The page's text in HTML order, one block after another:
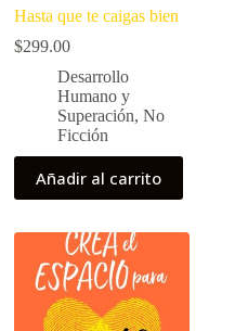
Hasta que te caigas bien
$299.00
Desarrollo
Humano y
Superación,No
Ficción
Añadir al carrito